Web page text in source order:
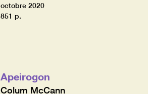
octobre 2020
851 p.
Apeirogon
Colum McCann